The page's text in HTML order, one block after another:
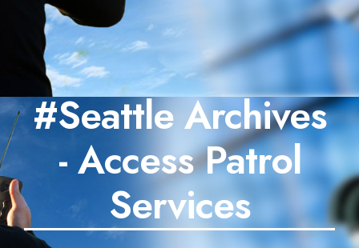
SERVICIOS
GUARDIAS UNIFORMADOS
SECTORES
TRABAJOS
BLOG
#Seattle Archives
- Access Patrol
Services